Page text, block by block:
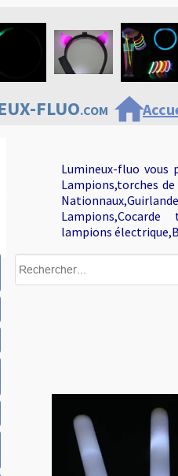
FLUO.COMhome
Lumineux-fluo vous
Lampions,torches
lampions